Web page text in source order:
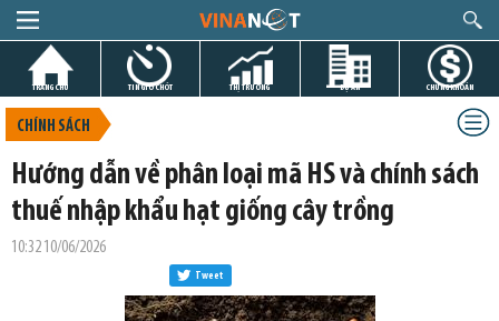
TRANG CHỦ TIN GIỜ CHÓT THỊ TRƯỜNG DỰ ÁN CHỨNG KHOÁN
CHÍNH SÁCH
Hướng dẫn về phân loại mã HS và chính sách
thuế nhập khẩu hạt giống cây trồng
10:32 10/06/2026
Tweet